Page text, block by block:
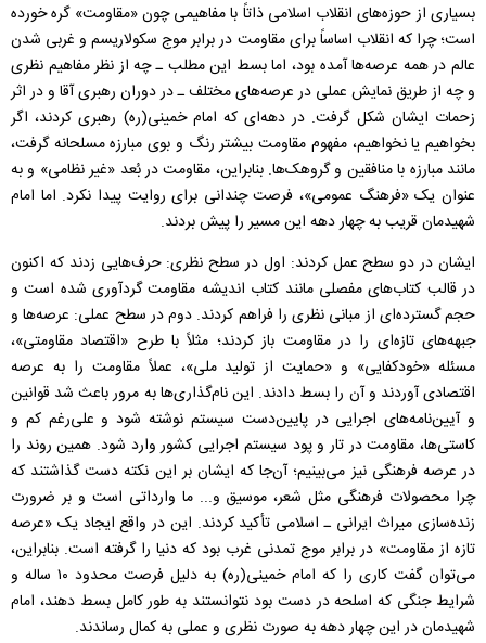
بسیاری از حوزه‌های انقلاب اسلامی ذاتاً با مفاهیمی چون «مقاومت» گره خورده
است؛ چرا که انقلاب اساساً برای مقاومت در برابر موج سکولاریسم و غربی شدن
عالم در همه عرصه‌ها آمده بود، اما بسط این مطلب ـ چه از نظر مفاهیم نظری
و چه از طریق نمایش عملی در عرصه‌های مختلف ـ در دوران رهبری آقا و در اثر
زحمات ایشان شکل گرفت. در دهه‌ای که امام خمینی(ره) رهبری کردند، اگر
بخواهیم یا نخواهیم، مفهوم مقاومت بیشتر رنگ و بوی مبارزه مسلحانه گرفت،
مانند مبارزه با منافقین و گروهک‌ها. بنابراین، مقاومت در بُعد «غیر نظامی» و به
عنوان یک «فرهنگ عمومی»، فرصت چندانی برای روایت پیدا نکرد. اما امام
شهیدمان قریب به چهار دهه این مسیر را پیش بردند.
ایشان در دو سطح عمل کردند: اول در سطح نظری: حرف‌هایی زدند که اکنون
در قالب کتاب‌های مفصلی مانند کتاب اندیشه مقاومت گردآوری شده است و
حجم گسترده‌ای از مبانی نظری را فراهم کردند. دوم در سطح عملی: عرصه‌ها و
جبهه‌های تازه‌ای را در مقاومت باز کردند؛ مثلاً با طرح «اقتصاد مقاومتی»،
مسئله «خودکفایی» و «حمایت از تولید ملی»، عملاً مقاومت را به عرصه
اقتصادی آوردند و آن را بسط دادند. این نام‌گذاری‌ها به مرور باعث شد قوانین
و آیین‌نامه‌های اجرایی در پایین‌دست سیستم نوشته شود و علی‌رغم کم و
کاستی‌ها، مقاومت در تار و پود سیستم اجرایی کشور وارد شود. همین روند را
در عرصه فرهنگی نیز می‌بینیم؛ آن‌جا که ایشان بر این نکته دست گذاشتند که
چرا محصولات فرهنگی مثل شعر، موسیق و... ما وارداتی است و بر ضرورت
زنده‌سازی میراث ایرانی ـ اسلامی تأکید کردند. این در واقع ایجاد یک «عرصه
تازه‌ از مقاومت» در برابر موج تمدنی غرب بود که دنیا را گرفته است. بنابراین،
می‌توان گفت کاری را که امام خمینی(ره) به دلیل فرصت محدود ۱۰ ساله و
شرایط جنگی که اسلحه در دست بود نتوانستند به طور کامل بسط دهند، امام
شهیدمان در این چهار دهه به صورت نظری و عملی به کمال رساندند.